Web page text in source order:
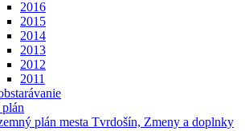
2016
2015
2014
2013
2012
2011
plán mesta Tvrdošín, Zmeny a doplnky